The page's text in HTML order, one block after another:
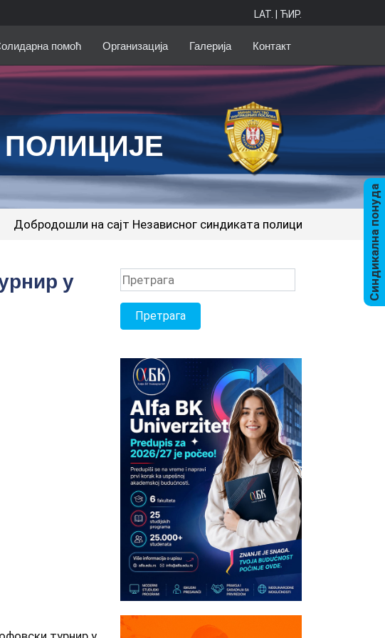
Синдикална понуда
LAT. ЋИР.
помоћ Организација Галерија Контакт
сајт Независног синдиката полиције!
у